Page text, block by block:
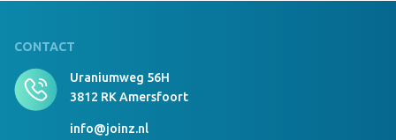
CONTACT
Uraniumweg 56H
3812 RK Amersfoort
info@joinz.nl